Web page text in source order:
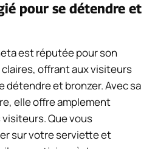
pour se détendre et
est réputée pour son
offrant aux visiteurs
détendre et bronzer. Avec sa
elle offre amplement
visiteurs. Que vous
sur votre serviette et